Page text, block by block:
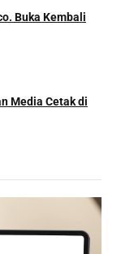
Buka Kembali
Media Cetak di